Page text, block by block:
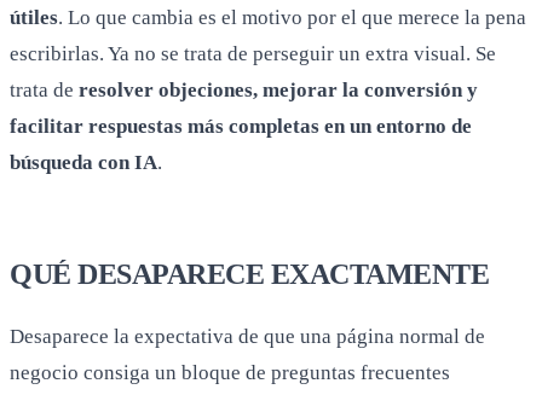
útiles. Lo que cambia es el motivo por el que merece la pena
escribirlas. Ya no se trata de perseguir un extra visual. Se
trata de resolver objeciones, mejorar la conversión y
facilitar respuestas más completas en un entorno de
búsqueda con IA.
QUÉ DESAPARECE EXACTAMENTE
Desaparece la expectativa de que una página normal de
negocio consiga un bloque de preguntas frecuentes